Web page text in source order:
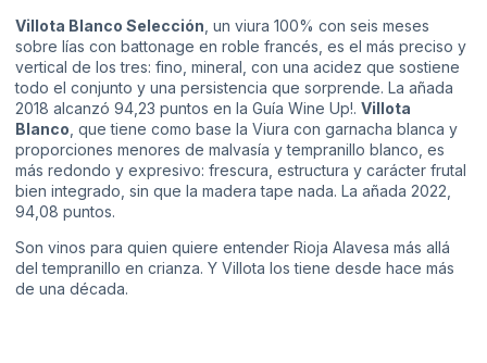
Villota Blanco Selección , un viura 100% con seis meses
sobre lías con battonage en roble francés, es el más preciso y
vertical de los tres: fino, mineral, con una acidez que sostiene
todo el conjunto y una persistencia que sorprende. La añada
2018 alcanzó 94,23 puntos en la Guía Wine Up!. Villota
Blanco , que tiene como base la Viura con garnacha blanca y
proporciones menores de malvasía y tempranillo blanco, es
más redondo y expresivo: frescura, estructura y carácter frutal
bien integrado, sin que la madera tape nada. La añada 2022,
94,08 puntos.
Son vinos para quien quiere entender Rioja Alavesa más allá
del tempranillo en crianza. Y Villota los tiene desde hace más
de una década.